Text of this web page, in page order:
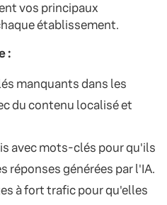
vos principaux
établissement.
:
manquants dans les
du contenu localisé et
avec mots-clés pour qu'ils
réponses générées par l'IA.
à fort trafic pour qu'elles